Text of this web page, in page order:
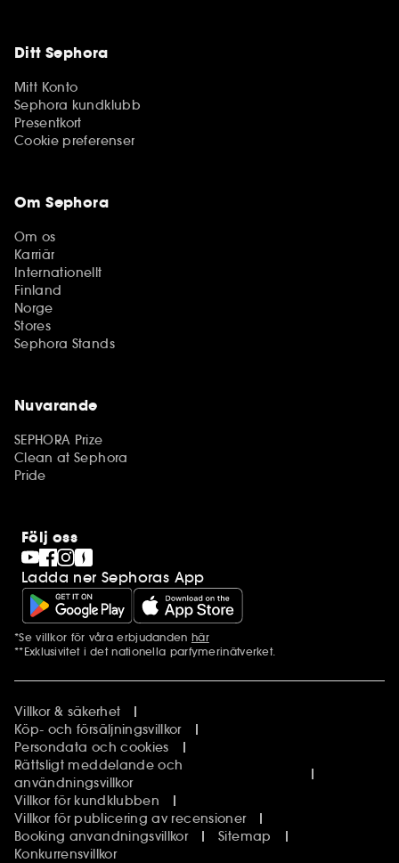
Ditt Sephora
Mitt Konto
Sephora kundklubb
Presentkort
Cookie preferenser
Om Sephora
Om os
Karriär
Internationellt
Finland
Norge
Stores
Sephora Stands
Nuvarande
SEPHORA Prize
Clean at Sephora
Pride
Följ oss
Ladda ner Sephoras App
Ytterligare information
*Se villkor för våra erbjudanden här
**Exklusivitet i det nationella parfymerinätverket.
Villkor & säkerhet
Köp- och försäljningsvillkor
Persondata och cookies
Rättsligt meddelande och
användningsvillkor
Villkor för kundklubben
Villkor för publicering av recensioner
Booking anvandningsvillkor
Sitemap
Konkurrensvillkor